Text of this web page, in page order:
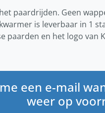
paardrijden. Geen
is leverbaar in 1
paarden en het logo van
een e-mail
weer op